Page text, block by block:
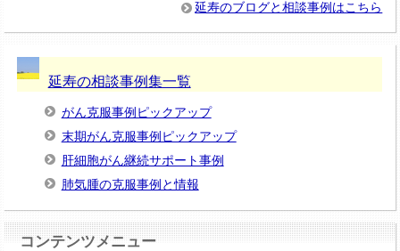
延寿のブログと相談事例はこちら
延寿の相談事例集一覧
がん克服事例ピックアップ
末期がん克服事例ピックアップ
肝細胞がん継続サポート事例
肺気腫の克服事例と情報
コンテンツメニュー